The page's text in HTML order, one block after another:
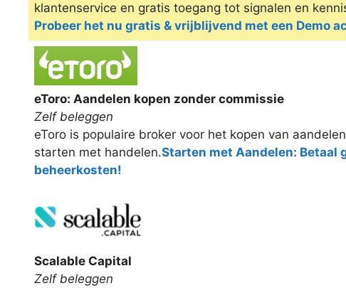
klantenservice en gratis toegang tot signalen en
Probeer het nu gratis & vrijblijvend met een Demo
eToro: Aandelen kopen zonder commissie
Zelf beleggen
eToro is populaire broker voor het kopen van
starten met handelen.Starten met Aandelen: Betaal
beheerkosten!
Scalable Capital
Zelf beleggen